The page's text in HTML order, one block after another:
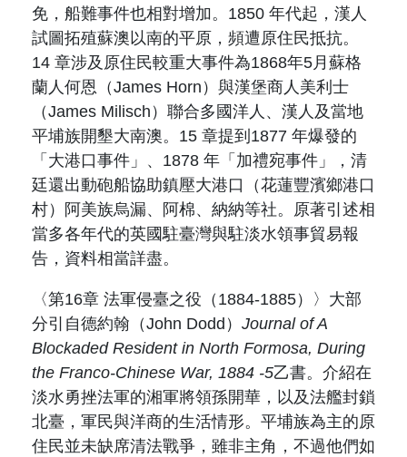
免，船難事件也相對增加。 1850 年代起，漢人
試圖拓殖蘇澳以南的平原，頻遭原住民抵抗。
14 章涉及原住民較重大事件為1868年5月蘇格
蘭人何恩（James Horn ）與漢堡商人美利士
（James Milisch ）聯合多國洋人、漢人及當地
平埔族開墾大南澳。 15 章提到 1877 年爆發的
「大港口事件」、 1878 年「加禮宛事件」，清
廷還出動砲船協助鎮壓大港口（花蓮豐濱鄉港口
村）阿美族烏漏、阿棉、納納等社。原著引述相
當多各年代的英國駐臺灣與駐淡水領事貿易報
告，資料相當詳盡。
〈第16章 法軍侵臺之役（ 1884-1885）〉大部
分引自德約翰（John Dodd ） Journal of A
Blockaded Resident in North Formosa, During
the Franco-Chinese War, 1884 -5乙書。介紹在
淡水勇挫法軍的湘軍將領孫開華，以及法艦封鎖
北臺，軍民與洋商的生活情形。平埔族為主的原
住民並未缺席清法戰爭，雖非主角，不過他們如